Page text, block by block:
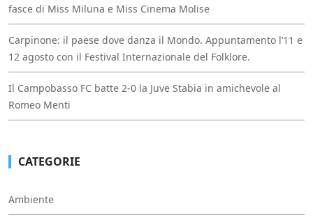
fasce di Miss Miluna e Miss Cinema Molise
Carpinone: il paese dove danza il Mondo. Appuntamento l’11 e
12 agosto con il Festival Internazionale del Folklore.
Il Campobasso FC batte 2-0 la Juve Stabia in amichevole al
Romeo Menti
CATEGORIE
Ambiente